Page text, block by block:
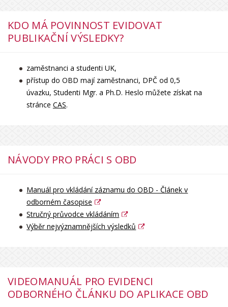
KDO MÁ POVINNOST EVIDOVAT
PUBLIKAČNÍ VÝSLEDKY?
zaměstnanci a studenti UK,
přístup do OBD mají zaměstnanci, DPČ od 0,5
úvazku, Studenti Mgr. a Ph.D. Heslo můžete získat na
stránce CAS.
NÁVODY PRO PRÁCI S OBD
Manuál pro vkládání záznamu do OBD - Článek v
odborném časopise
Stručný průvodce vkládáním
Výběr nejvýznamnějších výsledků
VIDEOMANUÁL PRO EVIDENCI
ODBORNÉHO ČLÁNKU DO APLIKACE OBD